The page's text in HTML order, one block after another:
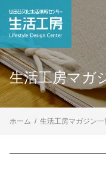
生活工房マガ
ホーム 生活工房マガジン一